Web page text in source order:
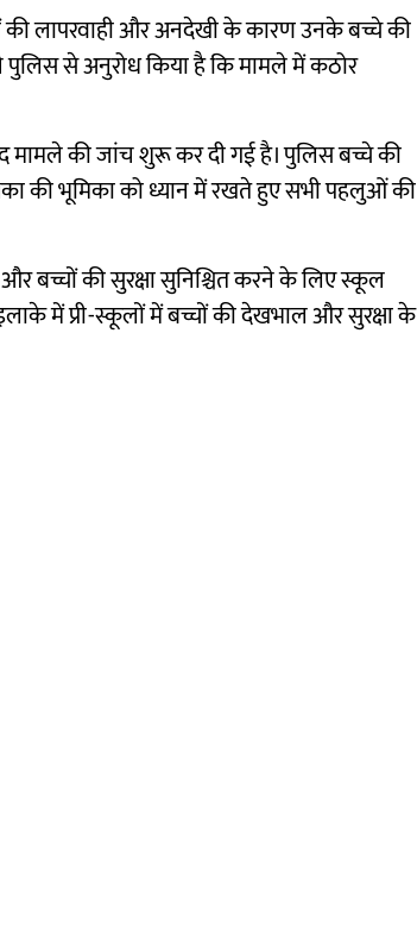
की लापरवाही और अनदेखी के कारण उनके बच्चे की
पुलिस से अनुरोध किया है कि मामले में कठोर
मामले की जांच शुरू कर दी गई है। पुलिस बच्चे की
की भूमिका को ध्यान में रखते हुए सभी पहलुओं की
बच्चों की सुरक्षा सुनिश्चित करने के लिए स्कूल
में प्री-स्कूलों में बच्चों की देखभाल और सुरक्षा के